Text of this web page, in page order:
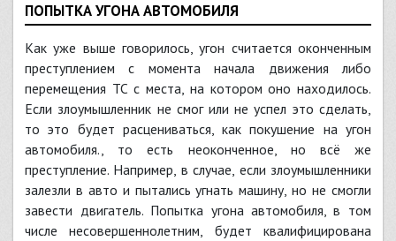
ПОПЫТКА УГОНА АВТОМОБИЛЯ
Как уже выше говорилось, угон считается оконченным
преступлением с момента начала движения либо
перемещения ТС с места, на котором оно находилось.
Если злоумышленник не смог или не успел это сделать,
то это будет расцениваться, как покушение на угон
автомобиля., то есть неоконченное, но всё же
преступление. Например, в случае, если злоумышленники
залезли в авто и пытались угнать машину, но не смогли
завести двигатель. Попытка угона автомобиля, в том
числе несовершеннолетним, будет квалифицирована